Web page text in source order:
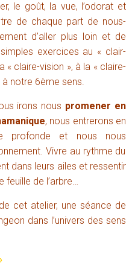
le goût, la vue, l’odorat et
de chaque part de nous-
d’aller plus loin et de
exercices au « clair-
« claire-vision », à la « claire-
notre 6ème sens.
irons nous promener en
, nous entrerons en
profonde et nous nous
Vivre au rythme du
dans leurs ailes et ressentir
feuille de l’arbre…
cet atelier, une séance de
dans l’univers des sens